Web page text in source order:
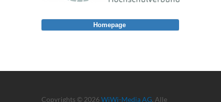
Copyrights © 2026 WiWi-Media AG. Alle
Homepage